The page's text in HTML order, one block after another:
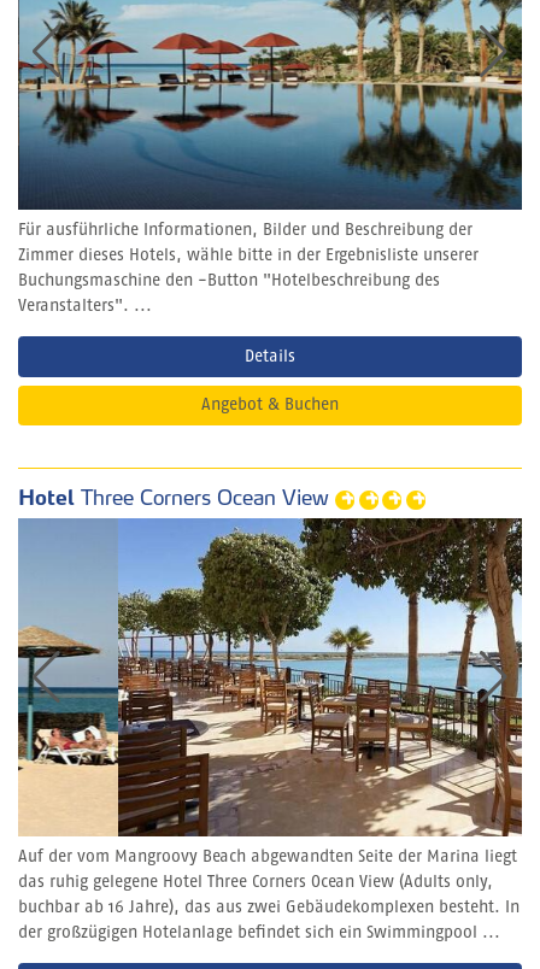
Für ausführliche Informationen, Bilder und Beschreibung der
Zimmer dieses Hotels, wähle bitte in der Ergebnisliste unserer
Buchungsmaschine den -Button "Hotelbeschreibung des
Veranstalters". ...
Details
Angebot & Buchen
Hotel Three Corners Ocean View
Auf der vom Mangroovy Beach abgewandten Seite der Marina liegt
das ruhig gelegene Hotel Three Corners Ocean View (Adults only,
buchbar ab 16 Jahre), das aus zwei Gebäudekomplexen besteht. In
der großzügigen Hotelanlage befindet sich ein Swimmingpool ...